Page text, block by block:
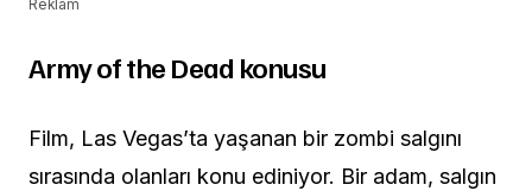
Reklam
Army of the Dead konusu
Film, Las Vegas’ta yaşanan bir zombi salgını
sırasında olanları konu ediniyor. Bir adam, salgın